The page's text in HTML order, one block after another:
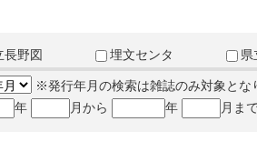
長野図 埋文センタ
県
※発行年月の検索は雑誌のみ対象とな
年
月から 年 月ま